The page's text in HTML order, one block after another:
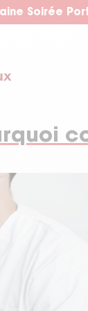
Soirée
Formation
Nos partenaires